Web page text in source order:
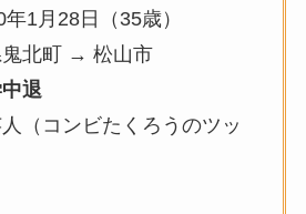
年1月28日（35歳）
北町 → 松山市
退
（コンビたくろうのツッ